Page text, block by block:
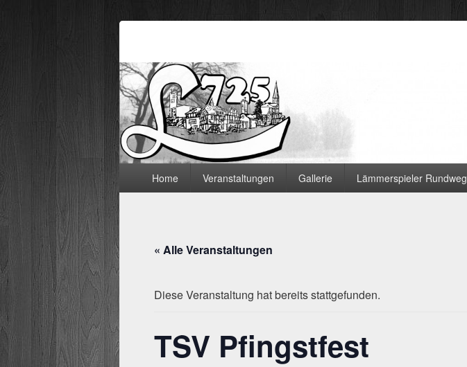
Lämmerspieler Ortsvereine
Home Veranstaltungen Gallerie Lämmerspieler Rundweg
« Alle Veranstaltungen
Diese Veranstaltung hat bereits stattgefunden.
TSV Pfingstfest